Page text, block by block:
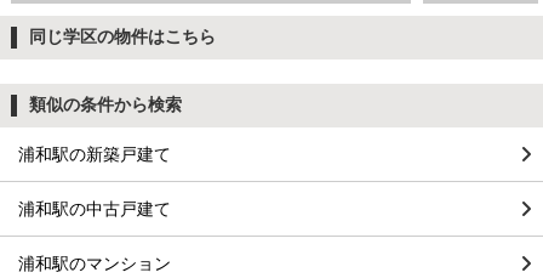
同じ学区の物件はこちら
類似の条件から検索
浦和駅の新築戸建て
浦和駅の中古戸建て
浦和駅のマンション